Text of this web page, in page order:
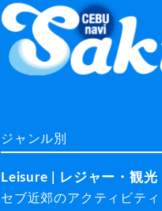
ジャンル別
Leisure | レジャー・観光
セブ近郊のアクティビティ